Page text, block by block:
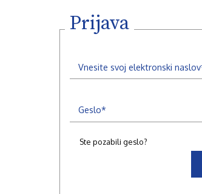
Prijava
Vnesite svoj elektronski naslov
Geslo
Ste pozabili geslo?